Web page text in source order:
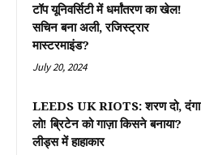
टॉप यूनिवर्सिटी में धर्मांतरण का खेल!
सचिन बना अली, रजिस्ट्रार
मास्टरमाइंड?
July 20, 2024
LEEDS UK RIOTS: शरण दो, दंगा
लो! ब्रिटेन को गाज़ा किसने बनाया?
लीड्स में हाहाकार